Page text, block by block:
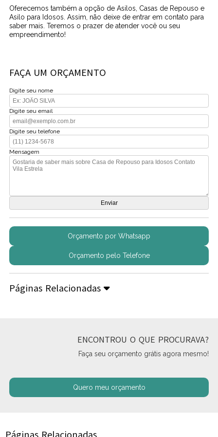
Oferecemos também a opção de Asilos, Casas de Repouso e
Asilo para Idosos. Assim, não deixe de entrar em contato para
saber mais. Teremos o prazer de atender você ou seu
empreendimento!
FAÇA UM ORÇAMENTO
Digite seu nome
Digite seu email
Digite seu telefone
Mensagem
Orçamento por Whatsapp
Orçamento pelo Telefone
Páginas Relacionadas
ENCONTROU O QUE PROCURAVA?
Faça seu orçamento grátis agora mesmo!
Quero meu orçamento